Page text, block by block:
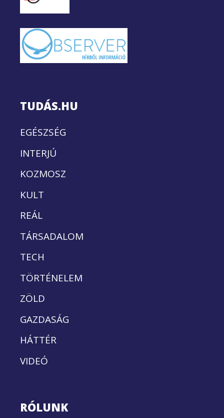
TUDÁS.HU
EGÉSZSÉG
INTERJÚ
KOZMOSZ
KULT
REÁL
TÁRSADALOM
TECH
TÖRTÉNELEM
ZÖLD
GAZDASÁG
HÁTTÉR
VIDEÓ
RÓLUNK